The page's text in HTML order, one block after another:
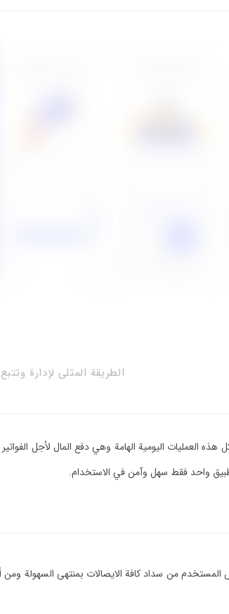
الطريقة المثلى لإدارة
اليومية الهامة وهي دفع المال لأجل الفواتير
واحد فقط سهل وآمن في الاستخدام.
من سداد كافة الايصالات بمنتهى السهولة ومن